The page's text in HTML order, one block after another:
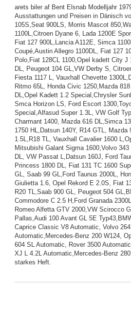
arets biler af Bent Elsnab Modelljahr
Ausstattungen und Preisen in Dänisch
105S,Seat 900LS, Morris Mascot
1100L,Citroen Dyane 6, Lada 1200E
Fiat 127 900L,Lancia A112E, Simca
Coupé,Austin Allegro 1100DL, Fiat 127
Polo,Fiat 128CL 1100,Opel kadett City J
DL, Peugeot 104 GL,VW Derby S,
Fiesta 1117 L, Vauxhall Chevette
Ritmo 65L, Honda Civic 1250,Mazda
DL,Opel Kadett 1.2 Special,Chrysler
Smca Horizon LS, Ford Escort
Special,Alfasud Super 1.3L, VW Golf
Charmant 1400, Mazda 616 DL,Simca
1750 HL,Datsun 140Y, R14 GTL, Mazda
1.5L,R18 TL, Vauxhall Cavalier 1600
Mitsubishi Galant Sigma 1600,Volvo
DL, VW Passat L,Datsun 160J, Ford
Princess 1800 DL, Fiat 131 TC 1600
GL, Saab 99 GL,Ford Taunus 2000L,
Giulietta 1.6, Opel Rekord E 2.0S, Fiat
R20 TL,Saab 900 GL, Peugeot 504
Commodore C 2.5 H,Ford Granada
Romeo Alfetta GTV 2000,VW Scirocco
Pallas,Audi 100 Avant GL 5E
Caprice Classic V8 Automatic, Volvo
Automatic,Mercedes-Benz 200 W124,
604 SL Automatic, Rover 3500
XJ L 4.2L Automatic,Mercedes-Benz
starkes Heft.